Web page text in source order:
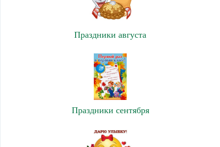
Праздники августа
Праздники сентября